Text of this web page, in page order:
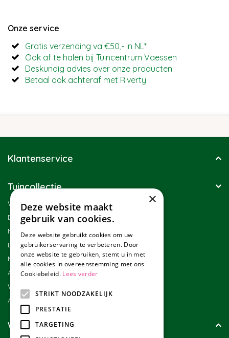
Onze service
Gratis verzending va €50,- in NL*
Ook af te halen bij Tuincentrum Vaessen
Deskundig advies over onze producten
Betaal ook achteraf met Riverty
Klantenservice
Tuincollectie
Winkel
Duurzaamheid
Nieuwsbrief
Blog
Merken
Assortiment
Werken bij Tuincollectie
Affiliate marketing
Wie zijn wij?
×
Deze website maakt
gebruik van cookies.
Deze website gebruikt cookies om uw
gebruikerservaring te verbeteren. Door
onze website te gebruiken, stemt u in met
alle cookies in overeenstemming met ons
Cookiebeleid. Lees verder
STRIKT NOODZAKELIJK
PRESTATIE
TARGETING